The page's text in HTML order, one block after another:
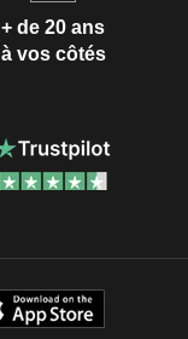
+ de 20 ans
à vos côtés